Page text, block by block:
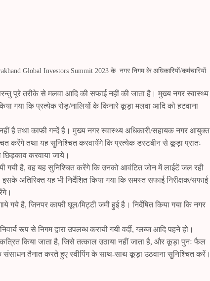
Global Investors Summit 2023 के नगर निगम के अधिकारियों/कर्मचारियों
पूरे तरीके से मलवा आदि की सफाई नहीं की जाता है। मुख्य नगर स्वास्थ्य
गया कि प्रत्येक रोड़/नालियों के किनारे कूड़ा मलवा आदि को हटवाना
है तथा काफी गन्दें है। मुख्य नगर स्वास्थ्य अधिकारी/सहायक नगर आयुक्त
करेंगे तथा यह सुनिश्चित करवायेंगे कि प्रत्येक डस्टबीन से कूड़ा प्रातः
करवाया जाये।
गयी है, वह यह सुनिश्चित करेंगे कि उनको आवंटित जोन में लाईटें जल रही
अतिरिक्त यह भी निर्देशित किया गया कि समस्त सफाई निरीक्षक/सफाई
गये है, जिनपर काफी घूल/मिट्टी जमी हुई है। निर्देषित किया गया कि नगर
रूप से निगम द्वारा उपलब्ध करायी गयी वर्दी, ग्लब्ज आदि पहने हो।
एकत्रित किया जाता है, जिसे तत्काल उठाया नहीं जाता है, और कूड़ा पुनः फैल
संसाधन तैनात करते हुए स्वीपिंग के साथ-साथ कूड़ा उठवाना सुनिश्चित करें।